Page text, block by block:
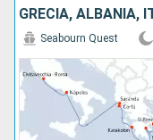
GRECIA, ALBANIA,
Seabourn Quest